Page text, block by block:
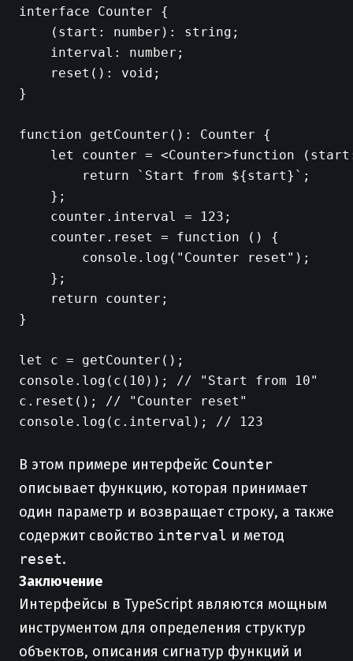
interface Counter {
    (start: number): string;
    interval: number;
    reset(): void;
}
function getCounter(): Counter {
let counter = <Counter>function
        return `Start from ${start}`;
    };
    counter.interval = 123;
    counter.reset = function () {
        console.log("Counter reset");
    };
    return counter;
}
let c = getCounter();
console.log(c(10)); // "Start from 10"
c.reset(); // "Counter reset"
console.log(c.interval); // 123
В этом примере интерфейс Counter
описывает функцию, которая принимает
один параметр и возвращает строку, а также
содержит свойство interval и метод
reset.
Заключение
Интерфейсы в TypeScript являются мощным
инструментом для определения структур
объектов, описания сигнатур функций и